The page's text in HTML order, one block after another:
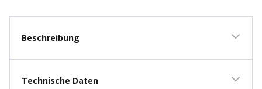
Beschreibung
Technische Daten